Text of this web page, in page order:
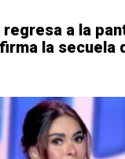
regresa a la
la secuela